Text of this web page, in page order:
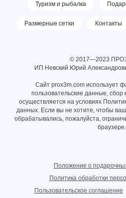
Туризм и рыбалка
Размерные сетки Контакты
© 2017—2023
ИП Невский Юрий
Сайт prox3m.com использует
пользовательские данные, сбор
осуществляется на условиях
данных. Если вы не хотите, чтобы
обрабатывались, пожалуйста,
браузере.
Положение о
Политика обработки
Пользовательское соглашение